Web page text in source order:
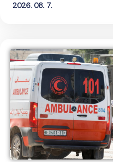
2026. 08. 7.